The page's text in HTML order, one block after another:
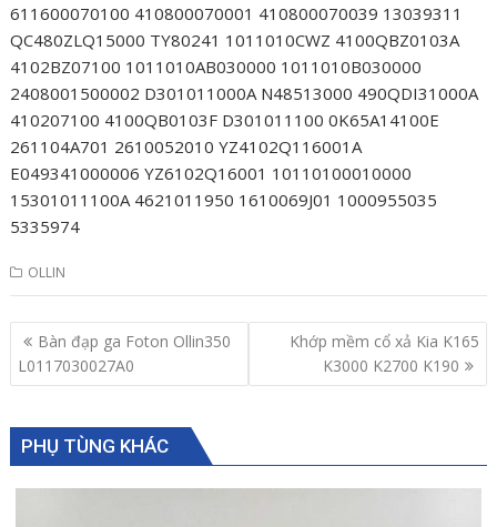
611600070100 410800070001 410800070039 13039311
QC480ZLQ15000 TY80241 1011010CWZ 4100QBZ0103A
4102BZ07100 1011010AB030000 1011010B030000
2408001500002 D301011000A N48513000 490QDI31000A
410207100 4100QB0103F D301011100 0K65A14100E
261104A701 2610052010 YZ4102Q116001A
E049341000006 YZ6102Q16001 10110100010000
15301011100A 4621011950 1610069J01 1000955035
5335974
OLLIN
Post
navigation
Bàn đạp ga Foton Ollin350
L0117030027A0
Khớp mềm cổ xả Kia K165
K3000 K2700 K190
PHỤ TÙNG KHÁC